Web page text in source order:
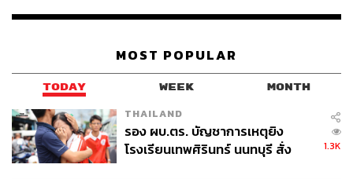
เพื่อคว้าโอกาสจากความเปลี่ยนแปลงในครั้งนี้ ทั้งการเป็นคู่
แข่งทางตรงและทางอ้อมของประเทศไทย อย่างเช่นสิงคโปร์
ในปัจจุบันที่ตั้งเป้าจะเป็น Aviation Hub ของภูมิภาคเอเชีย
อาคเนย์ภายในปี 2030 สหรัฐอาหรับเอมิเรตส์ตั้งเป้าให้ Dubai
Mall กลายเป็น Global Destination หวังดึงดูดนักท่องเที่ยว
กว่า 100 ล้านคน และดึงดูดการลงทุนจากทั่วโลก หรือ
เวียดนามที่เร่งวิจัย และพัฒนาการเร่งส่งออกข้าวพันธุ์
MOST POPULAR
TODAY WEEK MONTH
THAILAND
รอง ผบ.ตร. บัญชาการเหตุยิง
โรงเรียนเทพศิรินทร์ นนทบุรี สั่ง
1.3K